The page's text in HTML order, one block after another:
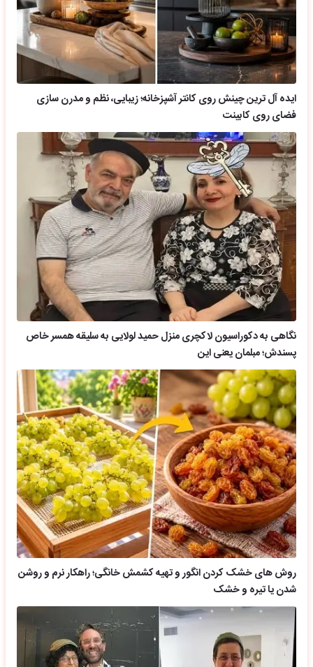
ایده آل ترین چینش روی کانتر آشپزخانه؛ زیبایی، نظم و مدرن سازی
فضای روی کابینت
نگاهی به دکوراسیون لاکچری منزل حمید لولایی به سلیقه همسر خاص
پسندش؛ مبلمان یعنی این
روش های خشک کردن انگور و تهیه کشمش خانگی؛ راهکار نرم و روشن
شدن یا تیره و خشک